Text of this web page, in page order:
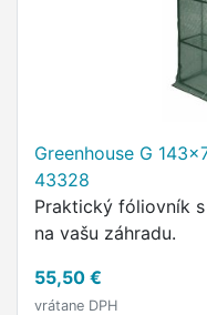
Greenhouse G
43328
Praktický fóliovník
na vašu záhradu.
55,50 €
vrátane DPH